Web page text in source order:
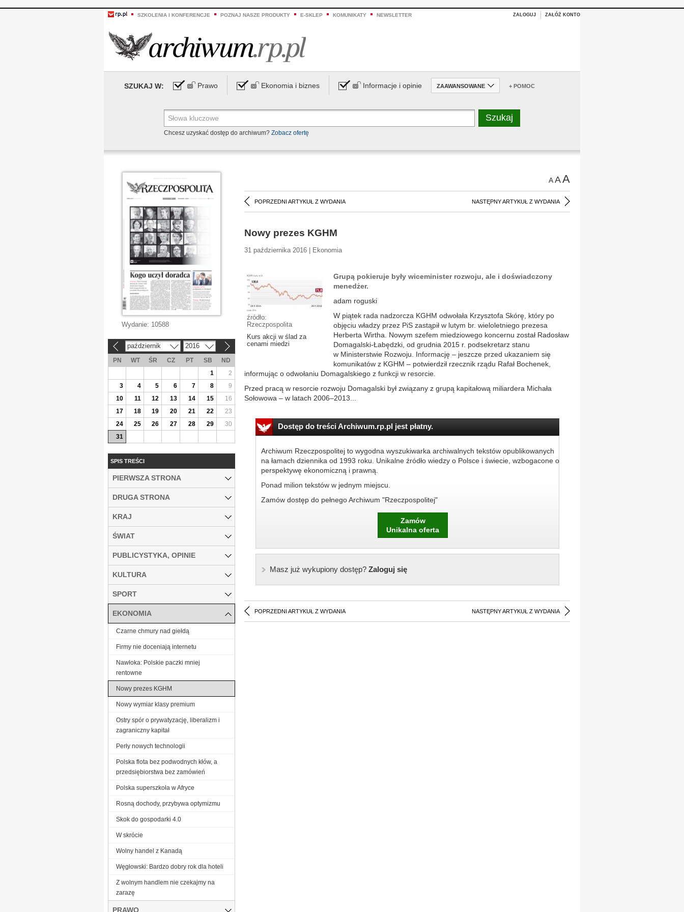
SZKOLENIA I KONFERENCJE POZNAJ NASZE PRODUKTY E-SKLEP KOMUNIKATY NEWSLETTER ZALOGUJ ZAŁÓŻ KONTO
SZUKAJ W: Prawo Ekonomia i biznes Informacje i opinie ZAAWANSOWANE + POMOC
Chcesz uzyskać dostęp do archiwum? Zobacz ofertę
AAA
POPRZEDNI ARTYKUŁ Z WYDANIA NASTĘPNY ARTYKUŁ Z WYDANIA
Nowy prezes KGHM
31 października 2016 | Ekonomia
źródło:
Rzeczpospolita
Kurs akcji w ślad za
cenami miedzi
Grupą pokieruje były wiceminister rozwoju, ale i doświadczony
menedżer.
adam roguski
W piątek rada nadzorcza KGHM odwołała Krzysztofa Skórę, który po
objęciu władzy przez PiS zastąpił w lutym br. wieloletniego prezesa
Herberta Wirtha. Nowym szefem miedziowego koncernu został Radosław
Domagalski-Łabędzki, od grudnia 2015 r. podsekretarz stanu
w Ministerstwie Rozwoju. Informację – jeszcze przed ukazaniem się
komunikatów z KGHM – potwierdził rzecznik rządu Rafał Bochenek,
informując o odwołaniu Domagalskiego z funkcji w resorcie.
Przed pracą w resorcie rozwoju Domagalski był związany z grupą kapitałową miliardera Michała
Sołowowa – w latach 2006–2013...
Dostęp do treści Archiwum.rp.pl jest płatny.
Archiwum Rzeczpospolitej to wygodna wyszukiwarka archiwalnych tekstów opublikowanych
na łamach dziennika od 1993 roku. Unikalne źródło wiedzy o Polsce i świecie, wzbogacone o
perspektywę ekonomiczną i prawną.
Ponad milion tekstów w jednym miejscu.
Zamów dostęp do pełnego Archiwum "Rzeczpospolitej"
Zamów
Unikalna oferta
Masz już wykupiony dostęp?Zaloguj się
POPRZEDNI ARTYKUŁ Z WYDANIA NASTĘPNY ARTYKUŁ Z WYDANIA
Wydanie: 10588
październik 2016
PN WT ŚR CZ PT SB
ND
1
2
3
4 5 6 7 8
9
10
11 12 13 14 15
16
17
18 19 20 21 22
23
24
25 26 27 28 29
30
31
SPIS TREŚCI
PIERWSZA STRONA
DRUGA STRONA
KRAJ
ŚWIAT
PUBLICYSTYKA, OPINIE
KULTURA
SPORT
EKONOMIA
Czarne chmury nad giełdą
Firmy nie doceniają internetu
Nawłoka: Polskie paczki mniej
rentowne
Nowy prezes KGHM
Nowy wymiar klasy premium
Ostry spór o prywatyzację, liberalizm i
zagraniczny kapitał
Perły nowych technologii
Polska flota bez podwodnych kłów, a
przedsiębiorstwa bez zamówień
Polska superszkoła w Afryce
Rosną dochody, przybywa optymizmu
Skok do gospodarki 4.0
W skrócie
Wolny handel z Kanadą
Węgłowski: Bardzo dobry rok dla hoteli
Z wolnym handlem nie czekajmy na
zarazę
PRAWO